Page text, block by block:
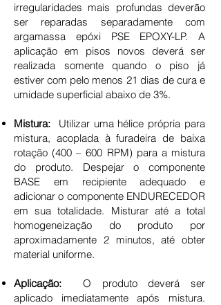
irregularidades mais profundas deverão
ser reparadas separadamente com
argamassa epóxi PSE EPOXY-LP. A
aplicação em pisos novos deverá ser
realizada somente quando o piso já
estiver com pelo menos 21 dias de cura e
umidade superficial abaixo de 3%.
Mistura:
Utilizar uma hélice própria para
mistura, acoplada à furadeira de baixa
rotação (400 – 600 RPM) para a mistura
do produto. Despejar o componente
BASE em recipiente adequado e
adicionar o componente ENDURECEDOR
em sua totalidade. Misturar até a total
homogeneização do produto por
aproximadamente 2 minutos, até obter
material uniforme.
Aplicação:O produto deverá ser
aplicado imediatamente após mistura.